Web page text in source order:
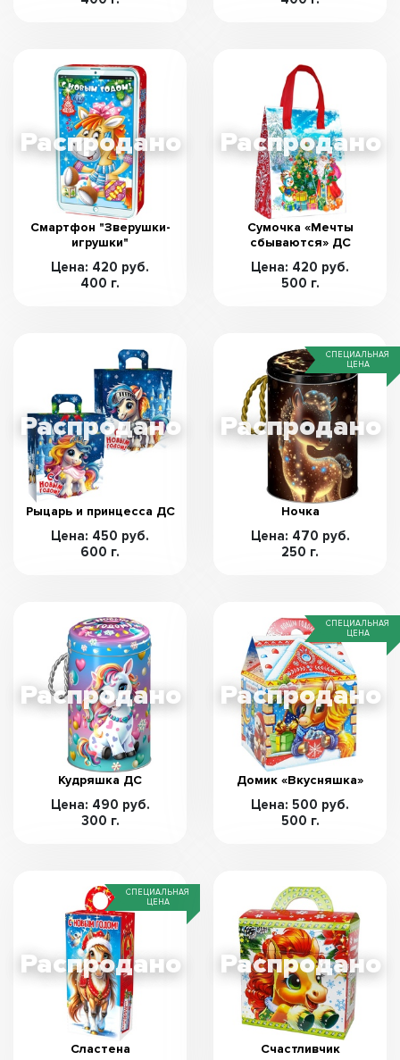
Смартфон "Зверушки-
игрушки"
Цена: 420 руб.
400 г.
Сумочка «Мечты
сбываются» ДС
Цена: 420 руб.
500 г.
Рыцарь и принцесса ДС
Цена: 450 руб.
600 г.
СПЕЦИАЛЬНАЯ
ЦЕНА
Ночка
Цена: 470 руб.
250 г.
Кудряшка ДС
Цена: 490 руб.
300 г.
СПЕЦИАЛЬНАЯ
ЦЕНА
Домик «Вкусняшка»
Цена: 500 руб.
500 г.
СПЕЦИАЛЬНАЯ
ЦЕНА
Сластена Счастливчик